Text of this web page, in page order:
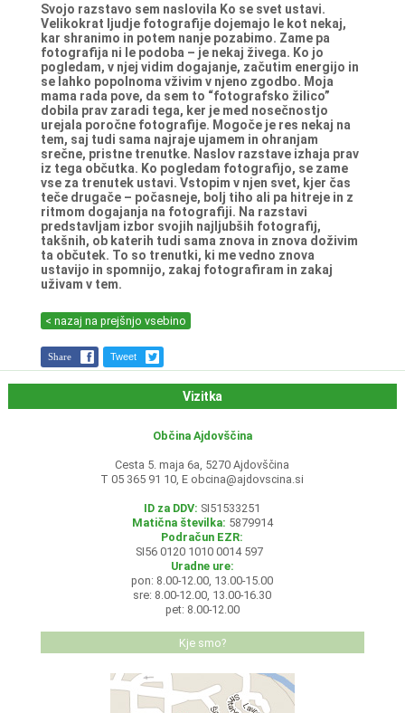
Svojo razstavo sem naslovila Ko se svet ustavi.
Velikokrat ljudje fotografije dojemajo le kot nekaj,
kar shranimo in potem nanje pozabimo. Zame pa
fotografija ni le podoba – je nekaj živega. Ko jo
pogledam, v njej vidim dogajanje, začutim energijo in
se lahko popolnoma vživim v njeno zgodbo. Moja
mama rada pove, da sem to “fotografsko žilico”
dobila prav zaradi tega, ker je med nosečnostjo
urejala poročne fotografije. Mogoče je res nekaj na
tem, saj tudi sama najraje ujamem in ohranjam
srečne, pristne trenutke. Naslov razstave izhaja prav
iz tega občutka. Ko pogledam fotografijo, se zame
vse za trenutek ustavi. Vstopim v njen svet, kjer čas
teče drugače – počasneje, bolj tiho ali pa hitreje in z
ritmom dogajanja na fotografiji. Na razstavi
predstavljam izbor svojih najljubših fotografij,
takšnih, ob katerih tudi sama znova in znova doživim
ta občutek. To so trenutki, ki me vedno znova
ustavijo in spomnijo, zakaj fotografiram in zakaj
uživam v tem.
< nazaj na prejšnjo vsebino
Share Tweet
Vizitka
Občina Ajdovščina
Cesta 5. maja 6a, 5270 Ajdovščina
T 05 365 91 10, E obcina@ajdovscina.si
ID za DDV: SI51533251
Matična številka: 5879914
Podračun EZR:
SI56 0120 1010 0014 597
Uradne ure:
pon: 8.00-12.00, 13.00-15.00
sre: 8.00-12.00, 13.00-16.30
pet: 8.00-12.00
Kje smo?